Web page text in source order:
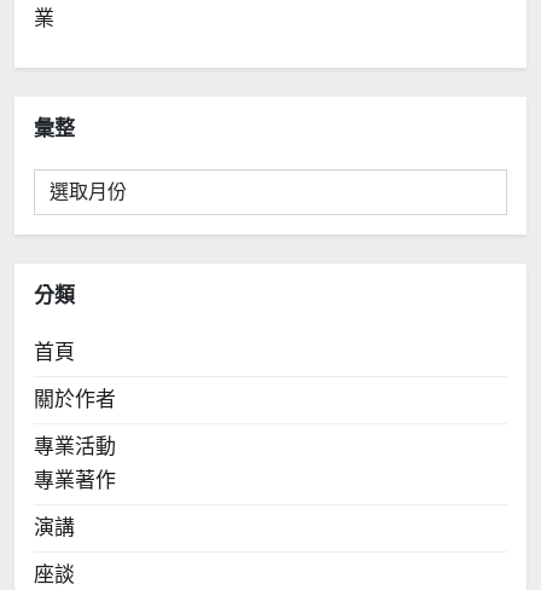
業
彙整
彙
整
分類
首頁
關於作者
專業活動
專業著作
演講
座談